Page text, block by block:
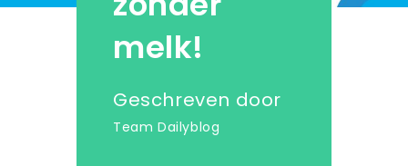
melk!
Geschreven door
Team Dailyblog